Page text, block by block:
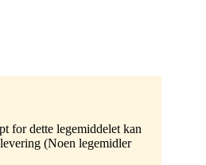
for dette legemiddelet kan
(Noen legemidler